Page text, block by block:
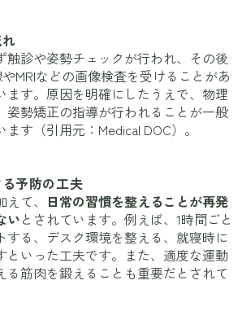
触診や姿勢チェックが行われ、その後
MRIなどの画像検査を受けることがあ
ます。原因を明確にしたうえで、物理
姿勢矯正の指導が行われることが一般
す（引用元： Medical DOC）。
予防の工夫
て、
日常の習慣を整えることが再発
いとされています。例えば、1時間ごと
する、デスク環境を整える、就寝時に
といった工夫です。また、適度な運動
る筋肉を鍛えることも重要だとされて